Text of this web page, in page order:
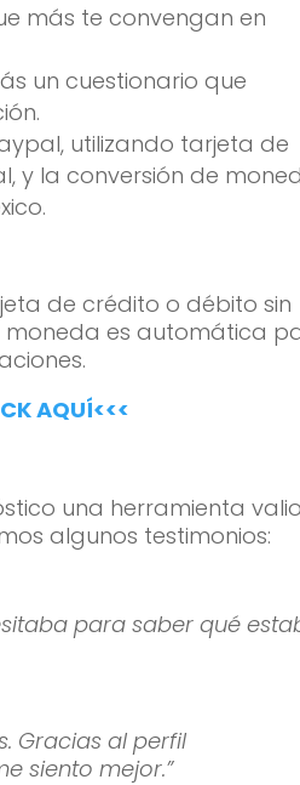
más te convengan en
un cuestionario que
utilizando tarjeta de
y la conversión de
de crédito o débito sin
moneda es automática
AQUÍ<<<
una herramienta
algunos testimonios:
para saber qué
Gracias al perfil
siento mejor.”